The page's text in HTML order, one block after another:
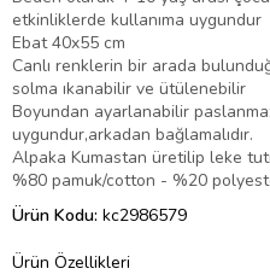
etkinliklerde kullanıma uygundur
Ebat 40x55 cm
Canlı renklerin bir arada
solma ıkanabilir ve ütülenebilir
Boyundan ayarlanabilir
uygundur,arkadan bağlamalıdır.
Alpaka Kumastan üretilip leke
%80 pamuk/cotton - %20
Ürün Kodu: kc2986579
Ürün Özellikleri